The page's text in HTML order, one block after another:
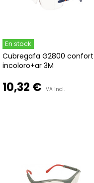
En stock
Cubregafa G2800 confort
incoloro+ar 3M
10,32 € IVA incl.